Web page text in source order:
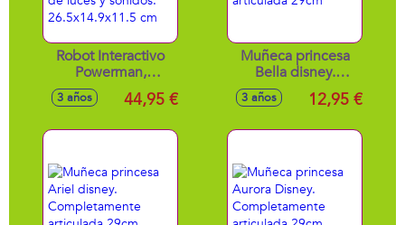
Robot Interactivo
Powerman,
Habla,baila y toca
música. Con
3 años 44,95 €
Muñeca princesa
Bella disney.
Completamente
articulada 29cm
3 años 12,95 €